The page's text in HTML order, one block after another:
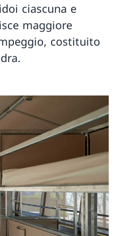
ciascuna e
maggiore
costituito